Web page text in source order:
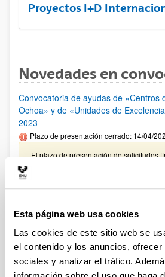
Esta página web usa cookies
Las cookies de este sitio web se
el contenido y los anuncios, ofrecer
sociales y analizar el tráfico.
Proyectos I+D
Novedades en
Convocatoria de ayudas de «Centros
Ochoa» y de «Unidades de
2023
Plazo de presentación cerrado: 14/04/
El plazo de presentación de solicitudes
CONVOCATORIA PARA LA
UPV/EHU (2022)
Plazo de presentación cerrado: 31/05/
16/03/2023 Se ha publicado la
las modalidades